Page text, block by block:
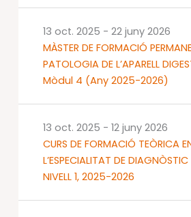
MÀSTER DE FORMACIÓ
PATOLOGIA DE L’APARELL
Mòdul 4 (Any 2025-2026)
13 oct. 2025 - 22 juny 2026
CURS DE FORMACIÓ TEÒRICA
L’ESPECIALITAT DE
NIVELL 1, 2025-2026
13 oct. 2025 - 12 juny 2026